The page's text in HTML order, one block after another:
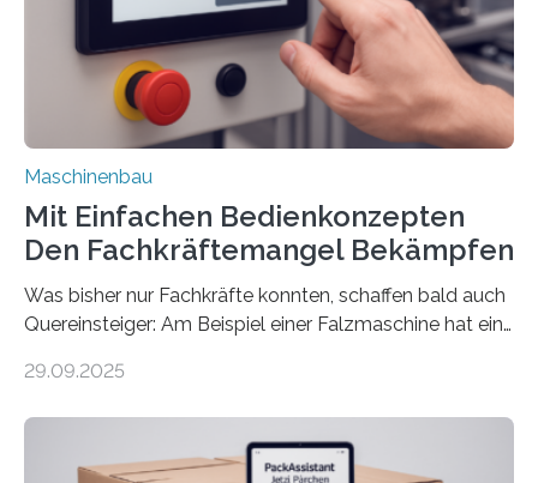
Maschinenbau
Mit Einfachen Bedienkonzepten
Den Fachkräftemangel Bekämpfen
Was bisher nur Fachkräfte konnten, schaffen bald auch
Quereinsteiger: Am Beispiel einer Falzmaschine hat ein
Mensch-Maschine-Schnittstelle so sehr vereinfacht,
Die zugrunde liegende Methodik lässt sich auf alle
anderen Maschinen übertragen. Eine Falzmaschine
29.09.2025